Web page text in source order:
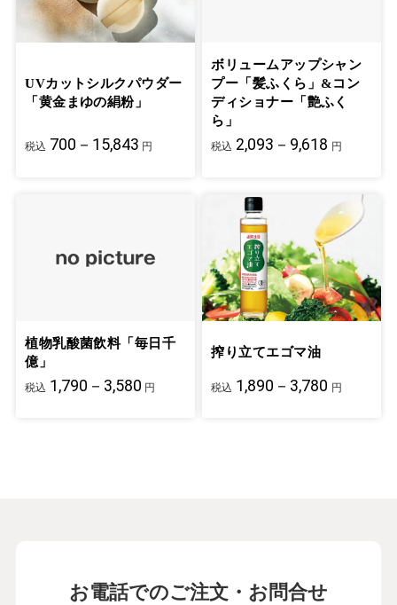
UVカットシルクパウダー
「黄金まゆの絹粉」
税込 700－15,843 円
ボリュームアップシャン
プー「髪ふくら」&コン
ディショナー「艶ふく
ら」
税込 2,093－9,618 円
植物乳酸菌飲料「毎日千
億」
税込 1,790－3,580 円
搾り立てエゴマ油
税込 1,890－3,780 円
お電話でのご注文・お問合せ